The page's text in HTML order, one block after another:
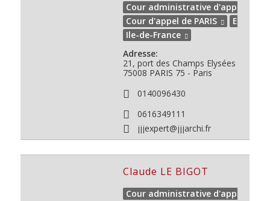
Cour administrative d'appel de
Cour d'appel de PARIS
Expert
Ile-de-France
Adresse:
21, port des Champs Elysées
75008 PARIS 75 - Paris
0140096430
0616349111
jjjexpert@jjjarchi.fr
Claude LE BIGOT
Cour administrative d'appel de